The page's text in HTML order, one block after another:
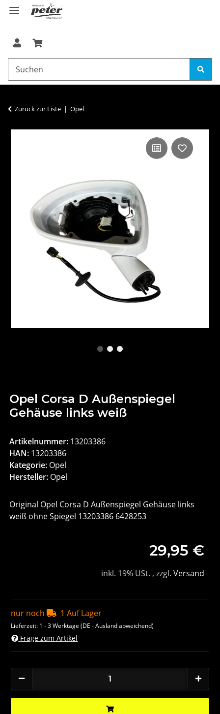
Zurück zur Liste Opel
Opel Corsa D Außenspiegel
Gehäuse links weiß
Artikelnummer: 13203386
HAN: 13203386
Kategorie: Opel
Hersteller: Opel
Original Opel Corsa D Außenspiegel Gehäuse links
weiß ohne Spiegel 13203386 6428253
29,95 €
inkl. 19% USt. , zzgl. Versand
nur noch 1 Auf Lager
Lieferzeit: 1 - 3 Werktage(DE - Ausland abweichend)
Frage zum Artikel